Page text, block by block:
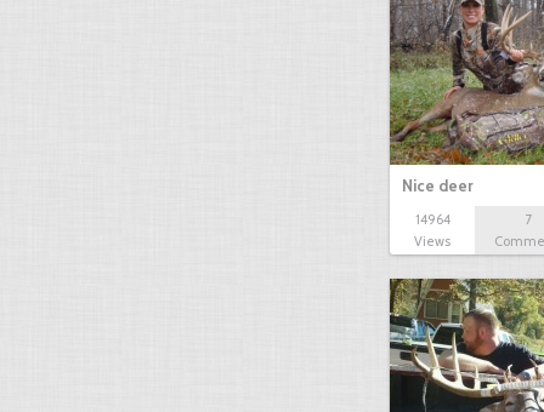
Nice deer
14964
Views
7